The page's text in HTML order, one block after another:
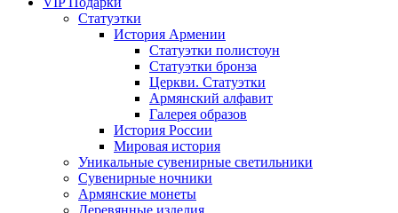
Статуэтки
История Армении
Статуэтки полистоун
Статуэтки бронза
Церкви. Статуэтки
Армянский алфавит
Галерея образов
История России
Мировая история
Уникальные сувенирные светильники
Сувенирные ночники
Армянские монеты
Деревянные изделия